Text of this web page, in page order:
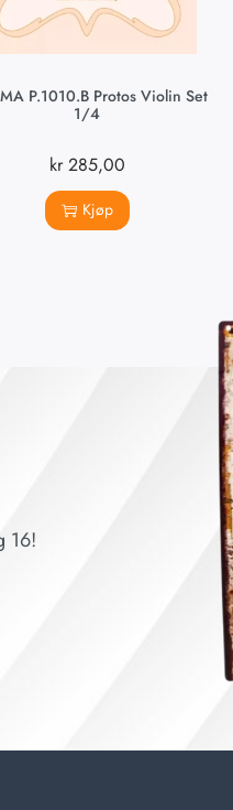
P.1010.B Protos Violin Set
1/4
kr285,00
Kjøp
16!